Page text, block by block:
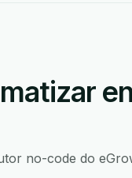
no-code do